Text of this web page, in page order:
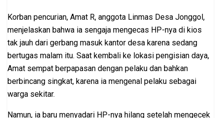
Korban pencurian, Amat R, anggota Linmas Desa Jonggol,
menjelaskan bahwa ia sengaja mengecas HP-nya di kios
tak jauh dari gerbang masuk kantor desa karena sedang
bertugas malam itu. Saat kembali ke lokasi pengisian daya,
Amat sempat berpapasan dengan pelaku dan bahkan
berbincang singkat, karena ia mengenal pelaku sebagai
warga sekitar.
Namun, ia baru menyadari HP-nya hilang setelah mengecek